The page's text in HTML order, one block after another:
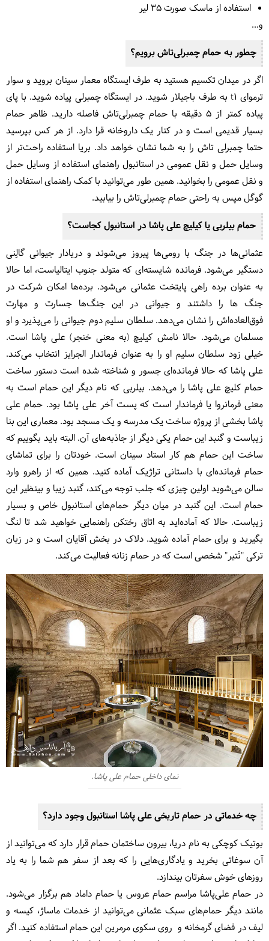
استفاده از ماسک صورت 35 لیر
و...
چطور به حمام چمبرلی‌تاش برویم؟
اگر در میدان تکسیم هستید به طرف ایستگاه معمار سینان بروید و سوار
ترموای t1
به طرف باجیلار شوید. در ایستگاه چمبرلی پیاده شوید. با پای
پیاده کمتر از 5 دقیقه با حمام چمبرلی‌تاش فاصله دارید. ظاهر حمام
بسیار قدیمی است و در کنار یک داروخانه قرا دارد. از هر کس بپرسید
حتما چمبرلی تاش را به شما نشان خواهد داد. بریا استفاده راحت‌تر از
وسایل حمل و نقل عمومی در استانبول راهنمای استفاده از وسایل حمل
و نقل عمومی را بخوانید. همین طور می‌توانید با کمک راهنمای استفاده از
گوگل مپس به راحتی حمام چمبرلی‌تاش را بیابید.
حمام بیلربی یا کیلیچ علی پاشا در استانبول کجاست؟
عثمانی‌ها در جنگ با رومی‌ها پیروز می‌شوند و دریادار جیوانی گالِنی
دستگیر می‌شود. فرمانده شایسته‌ای که متولد جنوب ایتالیاست، اما حالا
به عنوان برده راهی پایتخت عثمانی می‌شود. برده‌ها امکان شرکت در
جنگ ها را داشتند و جیوانی در این جنگ‌ها جسارت و مهارت
فوق‌العاده‌اش را نشان می‌دهد. سلطان سلیم دوم جیوانی را می‌پذیرد و او
مسلمان می‌شود. حالا نامش کیلیچ (به معنی خنجر) علی پاشا است.
خیلی زود سلطان سلیم او را به عنوان فرماندار الجرایز انتخاب می‌کند.
علی پاشا که حالا فرمانده‌ای جسور و شناخته شده است دستور ساخت
حمام کلیچ علی پاشا را می‌دهد. بیلربی که نام دیگر این حمام است به
معنی فرمانروا یا فرماندار است که پست آخر علی پاشا بود. حمام علی
پاشا بخشی از پروژه ساخت یک مدرسه و یک مسجد بود. معماری این بنا
زیباست و گنبد این حمام یکی دیگر از جاذبه‌های آن. البته باید بگوییم که
ساخت این حمام هم کار استاد سینان است. خودتان را برای تماشای
حمام فرمانده‌ای با داستانی تراژیک آماده کنید. همین که از راهرو وارد
سالن می‌شوید اولین چیزی که جلب توجه می‌کند، گنبد زیبا و بینظیر این
حمام است. این گنبد در میان دیگر حمام‌های استانبول خاص و بسیار
زیباست. حالا که آماده‌اید به اتاق رختکن راهنمایی خواهید شد تا لنگ
بگیرید و برای حمام آماده شوید. دلاک در بخش آقایان است و در زبان
ترکی "نَتیر" شخصی است که در حمام زنانه فعالیت می‌کند.
نمای داخلی حمام علی پاشا.
چه خدماتی در حمام تاریخی علی پاشا استانبول وجود دارد؟
بوتیک کوچکی به نام دریا، بیرون ساختمان حمام قرار دارد که می‌توانید از
آن سوغاتی بخرید و یادگاری‌هایی را که بعد از سفر هم شما را به یاد
روزهای خوش سفرتان بیندازد.
در حمام علی‌پاشا مراسم حمام عروس یا حمام داماد هم برگزار می‌شود.
مانند دیگر حمام‌های سبک عثمانی می‌توانید از خدمات ماساژ، کیسه و
لیف در فضای گرمخانه و روی سکوی مرمرین این حمام استفاده کنید. اگر